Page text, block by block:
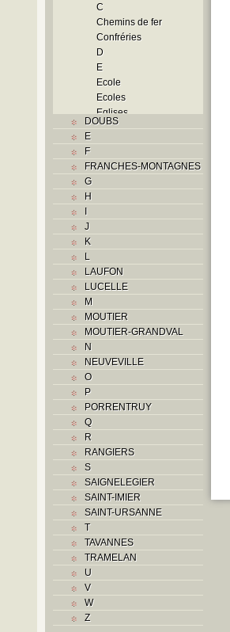
C
Chemins de fer
Confréries
D
E
Ecole
Ecoles
Eglises
F
H
Monuments historiques
O
Problème jurassien
Q
S
U
DOUBS
E
F
FRANCHES-MONTAGNES
G
H
I
J
K
L
LAUFON
LUCELLE
M
MOUTIER
MOUTIER-GRANDVAL
N
NEUVEVILLE
O
P
PORRENTRUY
Q
R
RANGIERS
S
SAIGNELEGIER
SAINT-IMIER
SAINT-URSANNE
T
TAVANNES
TRAMELAN
U
V
W
Z